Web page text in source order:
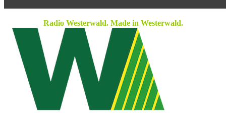
Radio Westerwald. Made in Westerwald.